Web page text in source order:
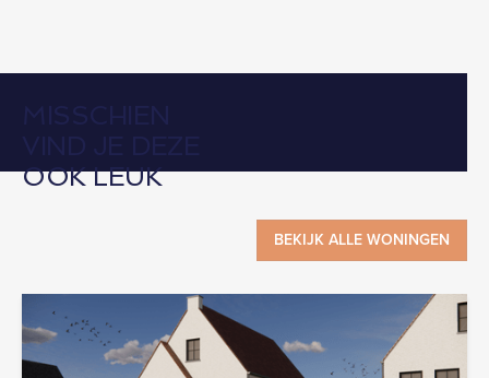
MISSCHIEN
VIND JE DEZE
OOK LEUK
BEKIJK ALLE WONINGEN